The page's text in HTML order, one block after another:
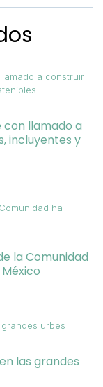
con llamado a
incluyentes y
la Comunidad
las grandes